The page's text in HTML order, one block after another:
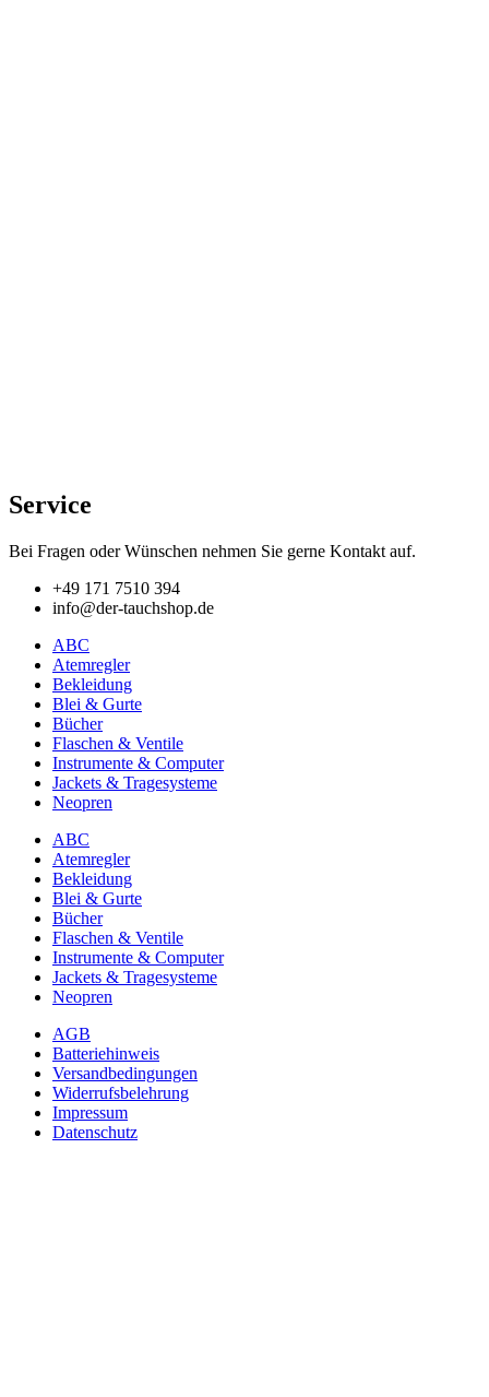
Service
Bei Fragen oder Wünschen nehmen Sie gerne Kontakt auf.
+49 171 7510 394
info@der-tauchshop.de
ABC
Atemregler
Bekleidung
Blei & Gurte
Bücher
Flaschen & Ventile
Instrumente & Computer
Jackets & Tragesysteme
Neopren
ABC
Atemregler
Bekleidung
Blei & Gurte
Bücher
Flaschen & Ventile
Instrumente & Computer
Jackets & Tragesysteme
Neopren
AGB
Batteriehinweis
Versandbedingungen
Widerrufsbelehrung
Impressum
Datenschutz